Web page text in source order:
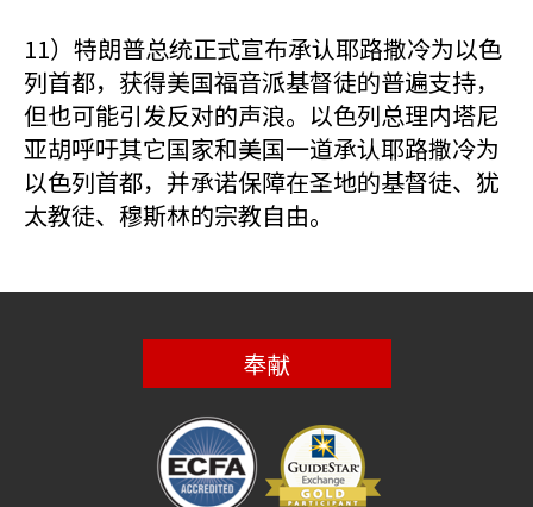
11）特朗普总统正式宣布承认耶路撒冷为以色
列首都，获得美国福音派基督徒的普遍支持，
但也可能引发反对的声浪。以色列总理内塔尼
亚胡呼吁其它国家和美国一道承认耶路撒冷为
以色列首都，并承诺保障在圣地的基督徒、犹
太教徒、穆斯林的宗教自由。
奉献